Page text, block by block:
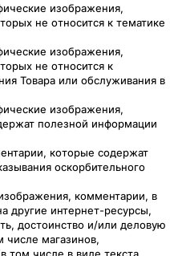
изображения,
не относится к тематике
изображения,
не относится к
Товара или обслуживания в
изображения,
полезной информации
которые содержат
оскорбительного
комментарии, в
другие интернет-ресурсы,
достоинство и/или деловую
числе магазинов,